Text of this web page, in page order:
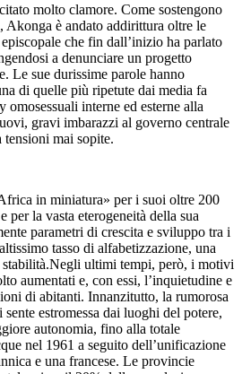
molto clamore. Come sostengono
Akonga è andato addirittura oltre le
che fin dall’inizio ha parlato
a denunciare un progetto
Le sue durissime parole hanno
di quelle più ripetute dai media fa
interne ed esterne alla
gravi imbarazzi al governo centrale
tensioni mai sopite.
in miniatura» per i suoi oltre 200
la vasta eterogeneità della sua
parametri di crescita e sviluppo tra i
tasso di alfabetizzazione, una
stabilità.Negli ultimi tempi, però, i motivi
aumentati e, con essi, l’inquietudine e
di abitanti. Innanzitutto, la rumorosa
estromessa dai luoghi del potere,
autonomia, fino alla totale
nel 1961 a seguito dell’unificazione
e una francese. Le provincie